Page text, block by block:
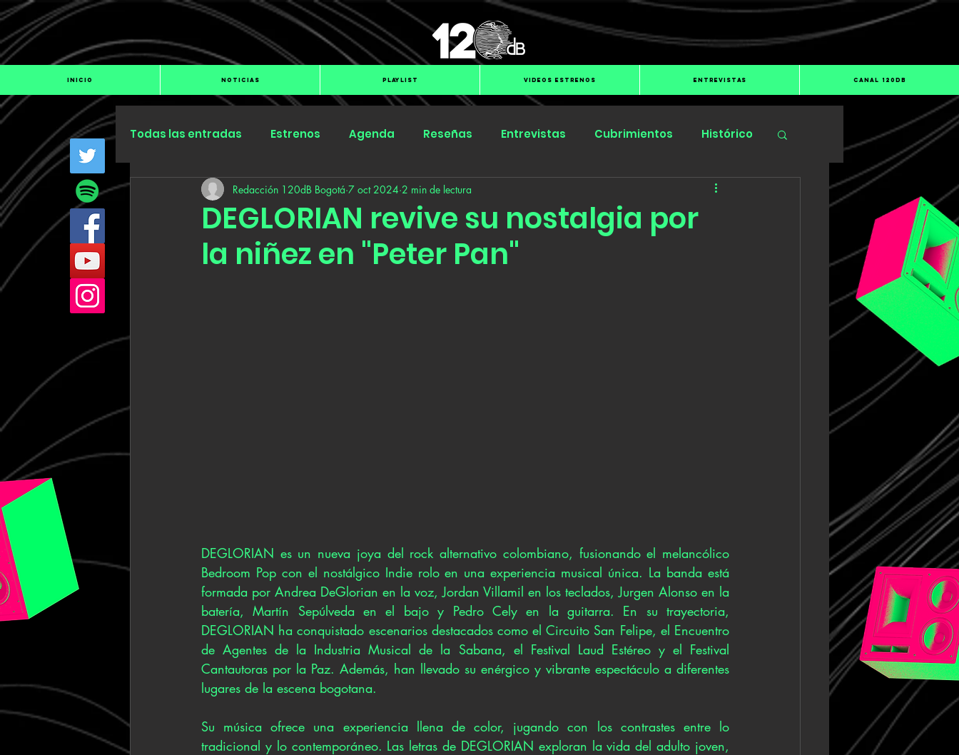
INICIO NOTICIAS PLAYLIST VIDEOS ESTRENOS ENTREVISTAS CANAL 120dB
Todas las entradas Estrenos Agenda Reseñas Entrevistas Cubrimientos Histórico
Industria Especiales Submit Hub Groover
DEGLORIAN revive su nostalgia por
la niñez en "Peter Pan"
Redacción 120dB Bogotá 7 oct 2024 2 min de lectura
DEGLORIAN es un nueva joya del rock alternativo colombiano, fusionando el melancólico
Bedroom Pop con el nostálgico Indie rolo en una experiencia musical única. La banda está
formada por Andrea DeGlorian en la voz, Jordan Villamil en los teclados, Jurgen Alonso en la
batería, Martín Sepúlveda en el bajo y Pedro Cely en la guitarra. En su trayectoria,
DEGLORIAN ha conquistado escenarios destacados como el Circuito San Felipe, el Encuentro
de Agentes de la Industria Musical de la Sabana, el Festival Laud Estéreo y el Festival
Cantautoras por la Paz. Además, han llevado su enérgico y vibrante espectáculo a diferentes
lugares de la escena bogotana.
Su música ofrece una experiencia llena de color, jugando con los contrastes entre lo
tradicional y lo contemporáneo. Las letras de DEGLORIAN exploran la vida del adulto joven,